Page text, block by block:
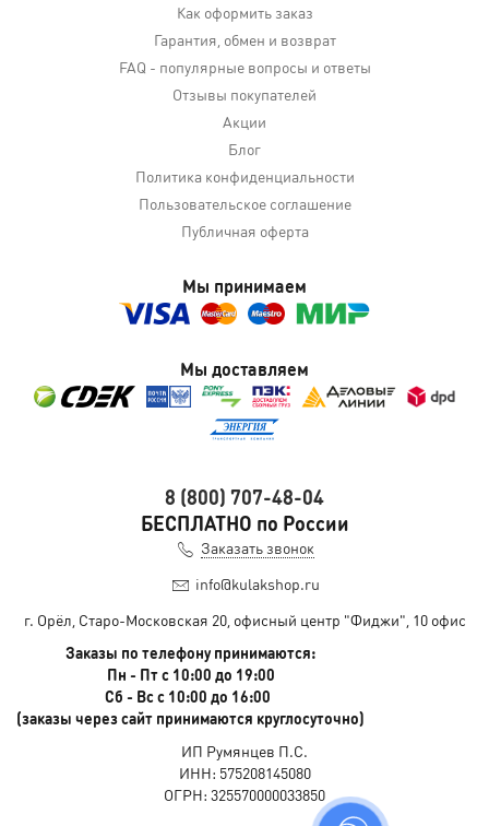
Как оформить заказ
Гарантия, обмен и возврат
FAQ - популярные вопросы и ответы
Отзывы покупателей
Акции
Блог
Политика конфиденциальности
Пользовательское соглашение
Публичная оферта
Мы принимаем
Мы доставляем
8 (800) 707-48-04
БЕСПЛАТНО по России
Заказать звонок
info@kulakshop.ru
г. Орёл, Старо-Московская 20, офисный центр "Фиджи", 10 офис
Заказы по телефону принимаются:
Пн - Пт с 10:00 до 19:00
Сб - Вс с 10:00 до 16:00
(заказы через сайт принимаются круглосуточно)
ИП Румянцев П.С.
ИНН: 575208145080
ОГРН: 325570000033850